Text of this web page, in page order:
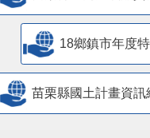
18鄉鎮市年度
苗栗縣國土計畫資訊